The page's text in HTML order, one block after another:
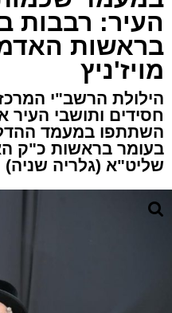
העיר: רבבות
בראשות
מויז'ניץ
הילולת הרשב"י
חסידים ותושבי העיר
השתתפו במעמד
בעומר בראשות כ"ק
שליט"א (גלריה שניה)